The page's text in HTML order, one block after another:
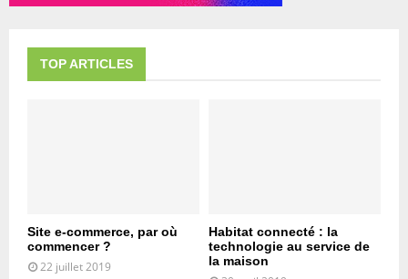
TOP ARTICLES
Site e-commerce, par où
commencer ?
22 juillet 2019
Habitat connecté : la
technologie au service de
la maison